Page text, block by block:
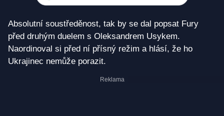
Absolutní soustředěnost, tak by se dal popsat Fury
před druhým duelem s Oleksandrem Usykem.
Naordinoval si před ní přísný režim a hlásí, že ho
Ukrajinec nemůže porazit.